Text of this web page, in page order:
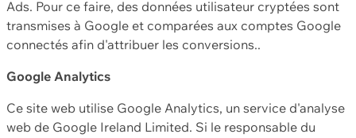
Ads. Pour ce faire, des données utilisateur cryptées sont
transmises à Google et comparées aux comptes Google
connectés afin d'attribuer les conversions..
Google Analytics
Ce site web utilise Google Analytics, un service d'analyse
web de Google Ireland Limited. Si le responsable du